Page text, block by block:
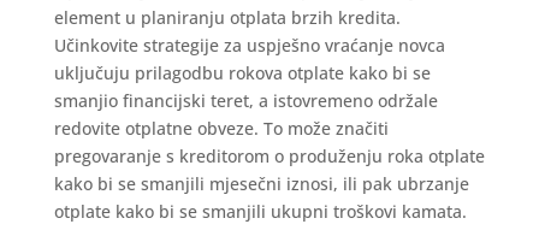
element u planiranju otplata brzih kredita.
Učinkovite strategije za uspješno vraćanje novca
uključuju prilagodbu rokova otplate kako bi se
smanjio financijski teret, a istovremeno održale
redovite otplatne obveze. To može značiti
pregovaranje s kreditorom o produženju roka otplate
kako bi se smanjili mjesečni iznosi, ili pak ubrzanje
otplate kako bi se smanjili ukupni troškovi kamata.